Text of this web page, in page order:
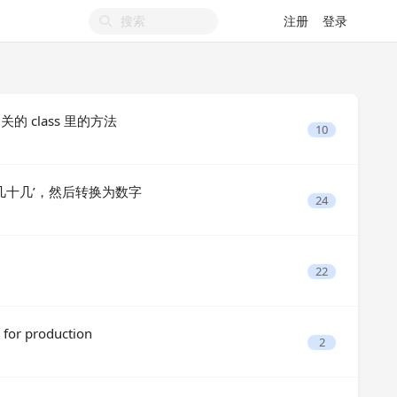
注册 登录
的 class 里的方法 10
十几’，然后转换为数字 24
22
for production 2